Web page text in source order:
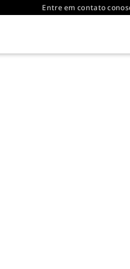
Entre em contato